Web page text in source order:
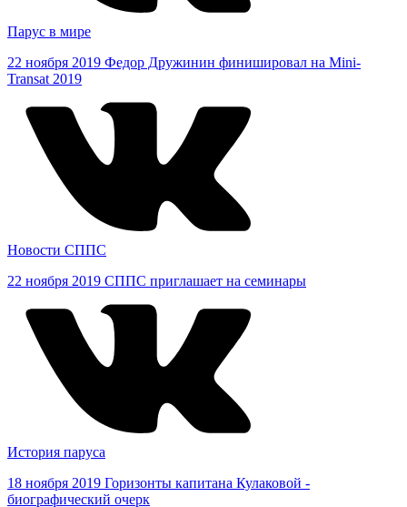
Парус в мире
22 ноября 2019 Федор Дружинин финишировал на Mini-
Transat 2019
Новости СППС
22 ноября 2019 СППС приглашает на семинары
История паруса
18 ноября 2019 Горизонты капитана Кулаковой -
биографический очерк